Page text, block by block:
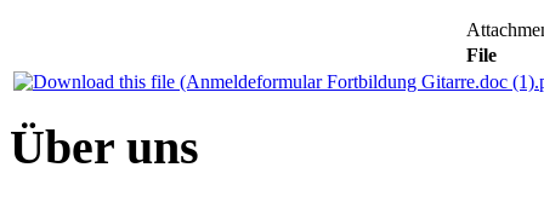
File
Über uns